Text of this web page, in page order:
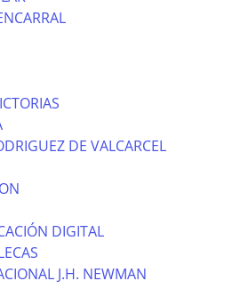
DE VALCARCEL
DIGITAL
J.H. NEWMAN